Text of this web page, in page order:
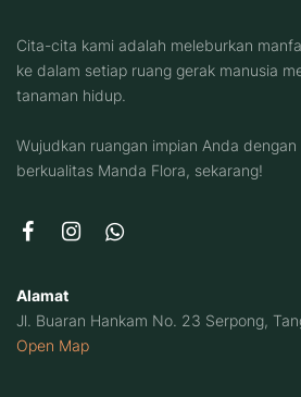
Cita-cita kami adalah meleburkan
ke dalam setiap ruang gerak manusia
tanaman hidup.
Wujudkan ruangan impian Anda
berkualitas Manda Flora, sekarang!
Alamat
Jl. Buaran Hankam No. 23 Serpong,
Open Map